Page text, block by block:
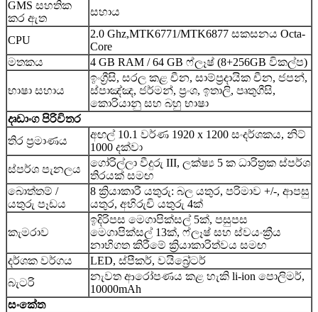
GMS සහතික
කර ඇත
සහාය
CPU
2.0 Ghz,MTK6771/MTK6877 සකසනය Octa-
Core
මතකය
4 GB RAM / 64 GB ෆ්ලෑෂ් (8+256GB විකල්ප)
භාෂා සහාය
ඉංග්‍රීසි, සරල කළ චීන, සාම්ප්‍රදායික චීන, ජපන්,
ස්පාඤ්ඤ, ජර්මන්, ප්‍රංශ, ඉතාලි, පෘතුගීසි,
කොරියානු සහ බහු භාෂා
දෘඩාංග පිරිවිතර
තිර ප්‍රමාණය
අඟල් 10.1 වර්ණ 1920 x 1200 සංදර්ශකය, නිට්
1000 දක්වා
ස්පර්ශ පැනලය
ගෝරිල්ලා වීදුරු III, ලක්ෂ්‍ය 5 ක ධාරිත්‍රක ස්පර්ශ
තිරයක් සමඟ
බොත්තම් /
යතුරු පෑඩය
8 ක්‍රියාකාරී යතුරු: බල යතුර, පරිමාව +/-, ආපසු
යතුර, අභිරුචි යතුරු 4ක්
කැමරාව
ඉදිරිපස මෙගාපික්සල් 5ක්, පසුපස
මෙගාපික්සල් 13ක්, ෆ්ලෑෂ් සහ ස්වයංක්‍රීය
නාභිගත කිරීමේ ක්‍රියාකාරිත්වය සමඟ
දර්ශක වර්ගය
LED, ස්පීකර්, වයිබ්‍රේටර්
බැටරි
නැවත ආරෝපණය කළ හැකි li-ion පොලිමර්,
10000mAh
සංකේත